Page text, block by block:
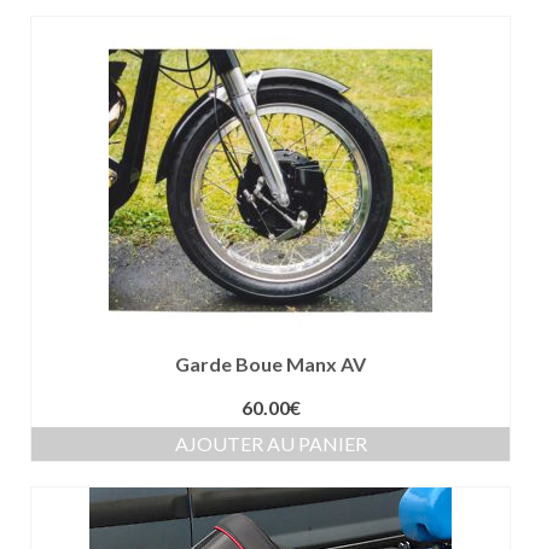
Garde Boue Manx AV
60.00€
AJOUTER AU PANIER